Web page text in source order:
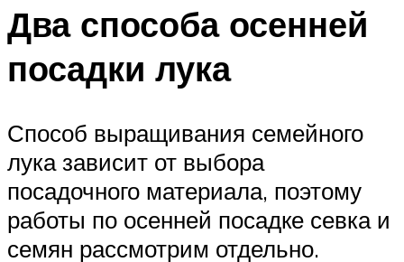
Два способа осенней
посадки лука
Способ выращивания семейного
лука зависит от выбора
посадочного материала, поэтому
работы по осенней посадке севка и
семян рассмотрим отдельно.